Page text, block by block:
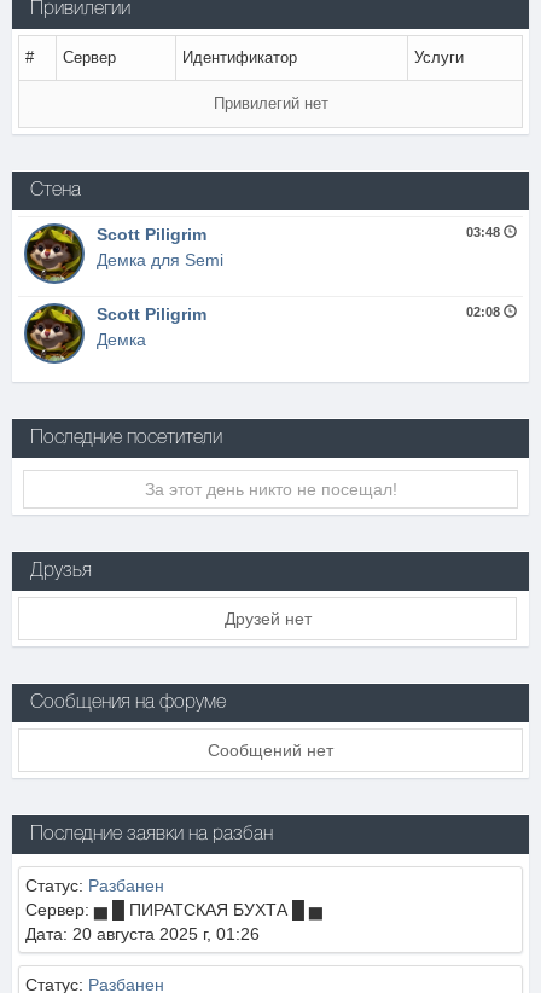
Привилегии
# Сервер Идентификатор Услуги
Привилегий нет
Стена
Scott Piligrim 03:48
Демка для Semi
Scott Piligrim 02:08
Демка
Последние посетители
За этот день никто не посещал!
Друзья
Друзей нет
Сообщения на форуме
Сообщений нет
Последние заявки на разбан
Статус: Разбанен
Сервер: ▅ █ ПИРАТСКАЯ БУХТА █ ▅
Дата: 20 августа 2025 г, 01:26
Статус: Разбанен